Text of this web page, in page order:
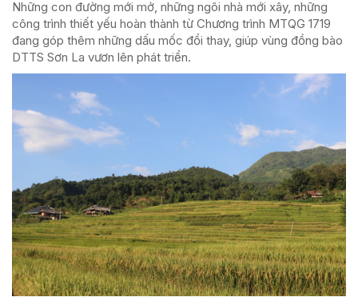
Những con đường mới mở, những ngôi nhà mới xây, những
công trình thiết yếu hoàn thành từ Chương trình MTQG 1719
đang góp thêm những dấu mốc đổi thay, giúp vùng đồng bào
DTTS Sơn La vươn lên phát triển.